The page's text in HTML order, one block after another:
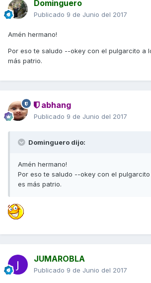
Dominguero
Publicado 9 de Junio del 2017
Amén hermano!
Por eso te saludo --okey con el pulgarcito a
más patrio.
abhang
Publicado 9 de Junio del 2017
Dominguero dijo:
Amén hermano!
Por eso te saludo --okey con el
es más patrio.
JUMAROBLA
Publicado 9 de Junio del 2017